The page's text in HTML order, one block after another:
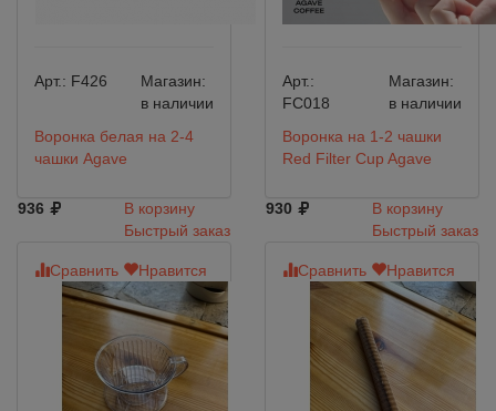
Арт.: F426
Магазин:
в наличии
Воронка белая на 2-4
чашки Agave
936
В корзину
Быстрый заказ
Арт.:
FC018
Магазин:
в наличии
Воронка на 1-2 чашки
Red Filter Cup Agave
930
В корзину
Быстрый заказ
Сравнить Нравится Сравнить Нравится